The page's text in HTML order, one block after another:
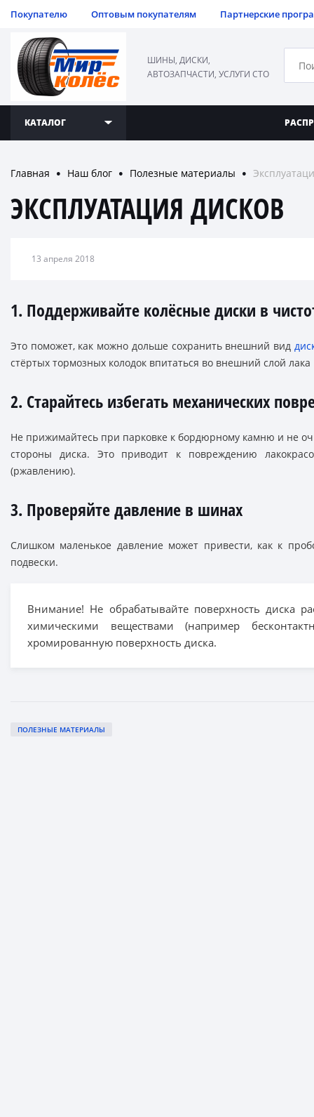
Покупателю Оптовым покупателям Партнерские
ШИНЫ, ДИСКИ,
АВТОЗАПЧАСТИ, УСЛУГИ СТО
КАТАЛОГ
Главная ● Наш блог ● Полезные материалы ●
ЭКСПЛУАТАЦИЯ ДИСКОВ
13 апреля 2018
1. Поддерживайте колёсные диски в
Это поможет, как можно дольше сохранить внешний вид
стёртых тормозных колодок впитаться во внешний слой
2. Старайтесь избегать механических
Не прижимайтесь при парковке к бордюрному камню и не
стороны диска. Это приводит к повреждению
(ржавлению).
3. Проверяйте давление в шинах
Слишком маленькое давление может привести, как к
подвески.
Внимание! Не обрабатывайте поверхность диска
химическими веществами (например
хромированную поверхность диска.
ПОЛЕЗНЫЕ МАТЕРИАЛЫ